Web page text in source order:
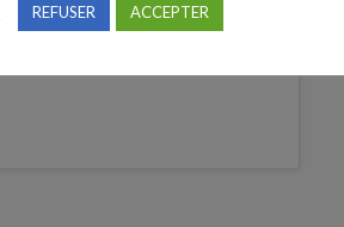
REFUSER ACCEPTER